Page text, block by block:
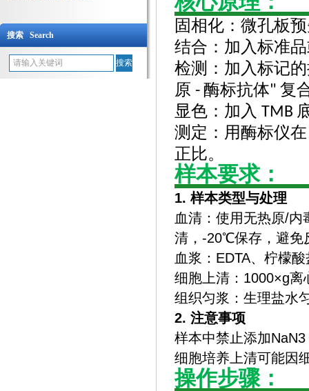
搜索 Search
固相化 ：微孔板
结合 ：加入标准
检测 ：加入标记
原 - 酶标抗体" 复
显色 ：加入 TMB
测定 ：用酶标仪
正比。
样本要求：
1. 样本类型与处理
血清‌：使用无热原/
清，-20℃保存，避免
血浆‌：EDTA、柠檬
细胞上清‌：1000×g
组织匀浆‌：生理盐水
2. 注意事项
样本中禁止添加
细胞培养上清可能因
操作步骤：